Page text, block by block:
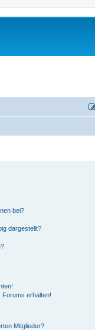
bei?
dargestellt?
Forums erhalten!
Mitglieder?